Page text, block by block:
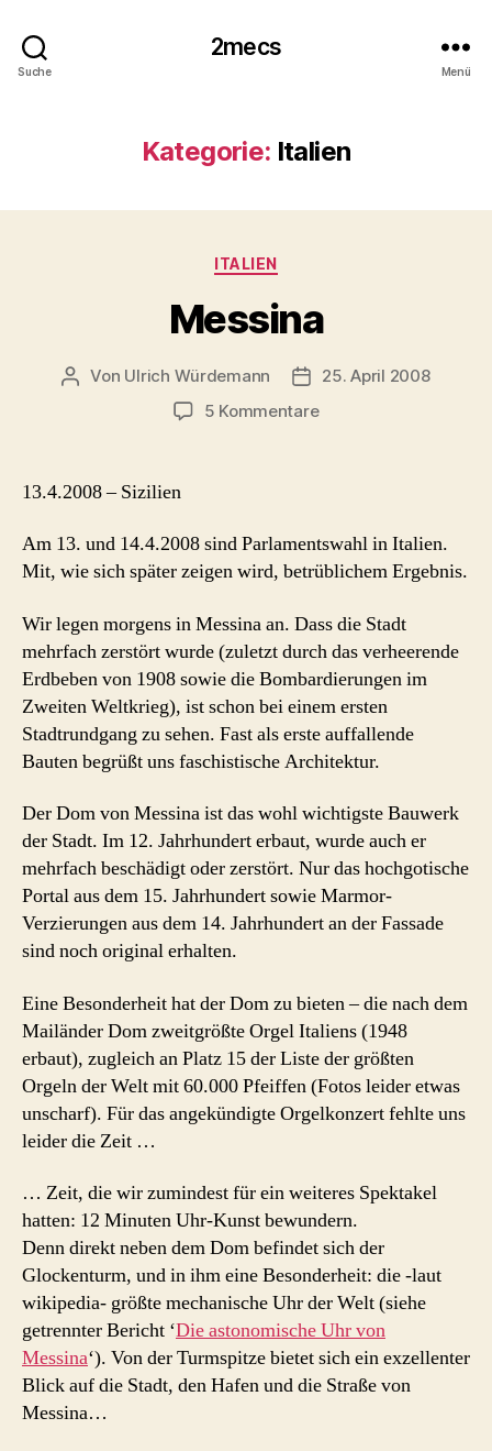
Suche
2mecs
Menü
Kategorie: Italien
Kategorien
ITALIEN
Messina
Beitragsautor
Von Ulrich Würdemann Beitragsdatum
25. April 2008
5 Kommentarezu
13.4.2008 – Sizilien
Am 13. und 14.4.2008 sind Parlamentswahl in Italien.
Mit, wie sich später zeigen wird, betrüblichem Ergebnis.
Wir legen morgens in Messina an. Dass die Stadt
mehrfach zerstört wurde (zuletzt durch das verheerende
Erdbeben von 1908 sowie die Bombardierungen im
Zweiten Weltkrieg), ist schon bei einem ersten
Stadtrundgang zu sehen. Fast als erste auffallende
Bauten begrüßt uns faschistische Architektur.
Der Dom von Messina ist das wohl wichtigste Bauwerk
der Stadt. Im 12. Jahrhundert erbaut, wurde auch er
mehrfach beschädigt oder zerstört. Nur das hochgotische
Portal aus dem 15. Jahrhundert sowie Marmor-
Verzierungen aus dem 14. Jahrhundert an der Fassade
sind noch original erhalten.
Eine Besonderheit hat der Dom zu bieten – die nach dem
Mailänder Dom zweitgrößte Orgel Italiens (1948
erbaut), zugleich an Platz 15 der Liste der größten
Orgeln der Welt mit 60.000 Pfeiffen (Fotos leider etwas
unscharf). Für das angekündigte Orgelkonzert fehlte uns
leider die Zeit …
… Zeit, die wir zumindest für ein weiteres Spektakel
hatten: 12 Minuten Uhr-Kunst bewundern.
Denn direkt neben dem Dom befindet sich der
Glockenturm, und in ihm eine Besonderheit: die -laut
wikipedia- größte mechanische Uhr der Welt (siehe
getrennter Bericht ‘Die astonomische Uhr von
Messina‘). Von der Turmspitze bietet sich ein exzellenter
Blick auf die Stadt, den Hafen und die Straße von
Messina…